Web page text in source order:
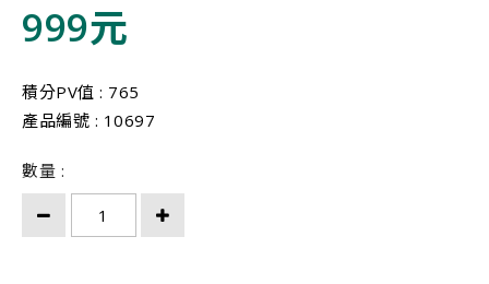
999元
積分PV值 : 765
產品編號 : 10697
數量 :